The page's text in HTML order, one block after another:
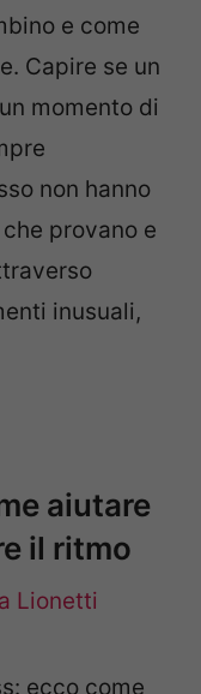
e come
Capire se un
momento di
non hanno
provano e
inusuali,
aiutare
il ritmo
Lionetti
ecco come